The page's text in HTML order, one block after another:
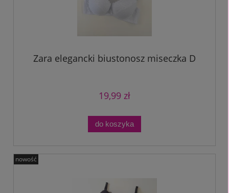
Zara elegancki biustonosz miseczka D
19,99 zł
do koszyka
nowość